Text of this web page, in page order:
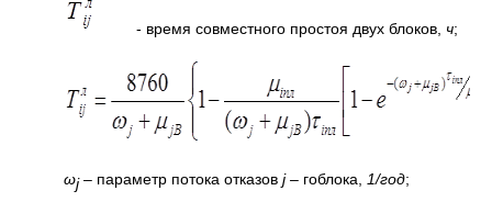
- время совместного простоя двух блоков, ч;
ωj– параметр потока отказов j– гоблока, 1/год;